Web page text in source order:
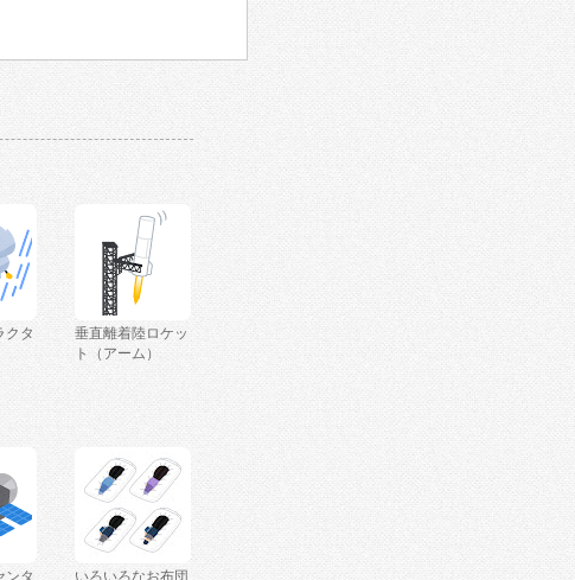
クタ
垂直離着陸ロケッ
ト（アーム）
ンタ
いろいろなお布団